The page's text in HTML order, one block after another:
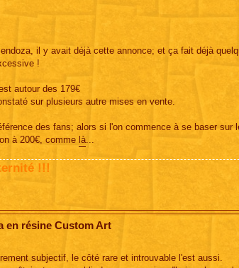
il y avait déjà cette annonce; et ça fait déjà
!
autour des 179€
sur plusieurs autre mises en vente.
des fans; alors si l'on commence à se baser
à 200€, comme là
!!!
en résine Custom Art
subjectif, le côté rare et introuvable l'est aussi.